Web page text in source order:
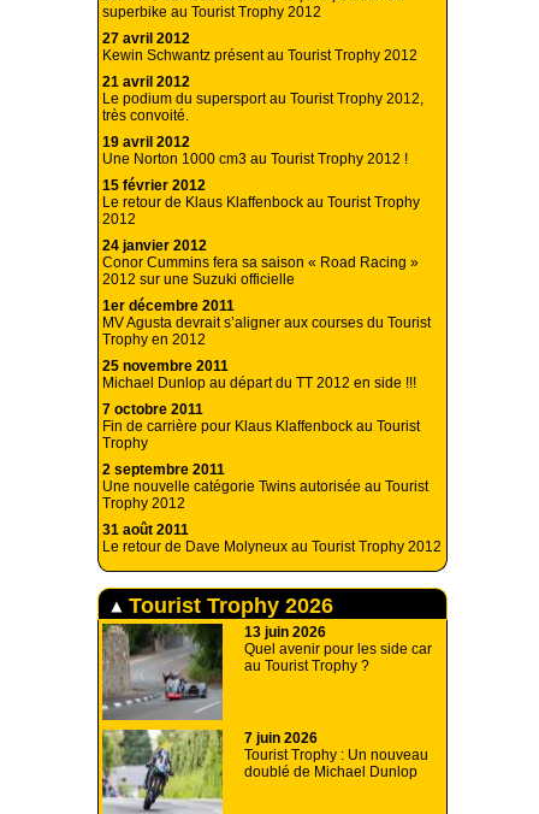
superbike au Tourist Trophy 2012
27 avril 2012
Kewin Schwantz présent au Tourist Trophy 2012
21 avril 2012
Le podium du supersport au Tourist Trophy 2012,
très convoité.
19 avril 2012
Une Norton 1000 cm3 au Tourist Trophy 2012 !
15 février 2012
Le retour de Klaus Klaffenbock au Tourist Trophy
2012
24 janvier 2012
Conor Cummins fera sa saison « Road Racing »
2012 sur une Suzuki officielle
1er décembre 2011
MV Agusta devrait s’aligner aux courses du Tourist
Trophy en 2012
25 novembre 2011
Michael Dunlop au départ du TT 2012 en side !!!
7 octobre 2011
Fin de carrière pour Klaus Klaffenbock au Tourist
Trophy
2 septembre 2011
Une nouvelle catégorie Twins autorisée au Tourist
Trophy 2012
31 août 2011
Le retour de Dave Molyneux au Tourist Trophy 2012
Tourist Trophy 2026
13 juin 2026
Quel avenir pour les side car
au Tourist Trophy ?
7 juin 2026
Tourist Trophy : Un nouveau
doublé de Michael Dunlop